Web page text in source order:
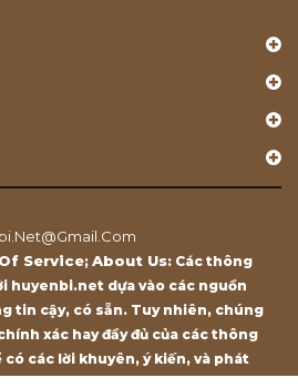
Service; About Us: Các thông
huyenbi.net dựa vào các nguồn
tin cậy, có sẵn. Tuy nhiên, chúng
xác hay đầy đủ của các thông
các lời khuyên, ý kiến, và phát